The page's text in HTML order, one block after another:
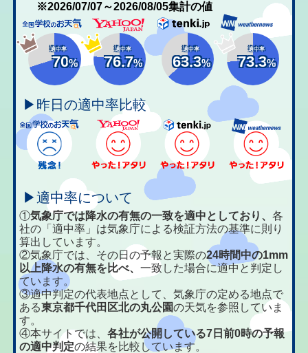
※2026/07/07～2026/08/05集計の値
適中率
70%
適中率
76.7%
適中率
63.3%
適中率
73.3%
▶昨日の適中率比較
▶適中率について
①気象庁では降水の有無の一致を適中としており、各
社の「適中率」は気象庁による検証方法の基準に則り
算出しています。
②気象庁では、その日の予報と実際の24時間中の1mm
以上降水の有無を比べ、一致した場合に適中と判定し
ています。
③適中判定の代表地点として、気象庁の定める地点で
ある東京都千代田区北の丸公園の天気を参照していま
す。
④本サイトでは、各社が公開している7日前0時の予報
の適中判定の結果を比較しています。